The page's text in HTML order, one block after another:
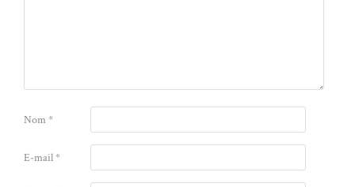
Nom*
E-mail*